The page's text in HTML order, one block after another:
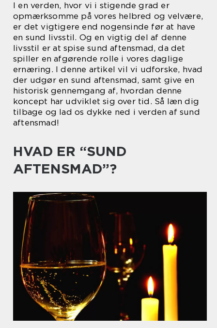
I en verden, hvor vi i stigende grad er
opmærksomme på vores helbred og velvære,
er det vigtigere end nogensinde før at have
en sund livsstil. Og en vigtig del af denne
livsstil er at spise sund aftensmad, da det
spiller en afgørende rolle i vores daglige
ernæring. I denne artikel vil vi udforske, hvad
der udgør en sund aftensmad, samt give en
historisk gennemgang af, hvordan denne
koncept har udviklet sig over tid. Så læn dig
tilbage og lad os dykke ned i verden af sund
aftensmad!
HVAD ER “SUND
AFTENSMAD”?